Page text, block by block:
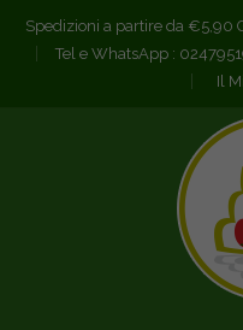
Spedizioni a partire da €5,90
Tel e WhatsApp :
Il